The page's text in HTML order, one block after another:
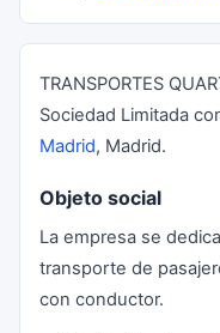
TRANSPORTES
Sociedad Limitada
Madrid, Madrid.
Objeto social
La empresa se
transporte de
con conductor.